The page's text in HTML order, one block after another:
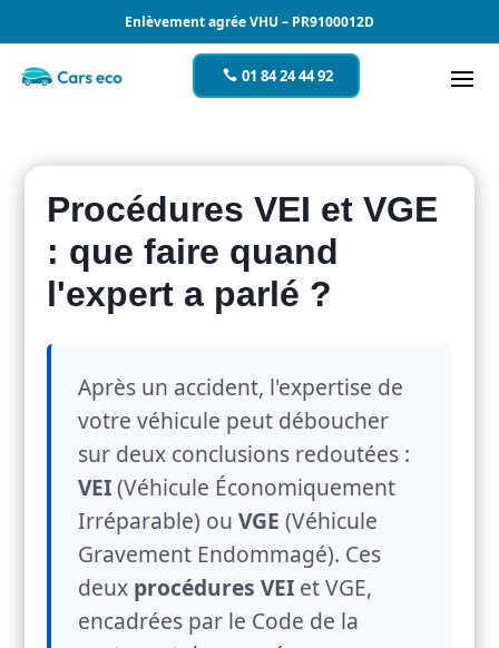
Enlèvement agrée VHU – PR9100012D
01 84 24 44 92
Procédures VEI et VGE
: que faire quand
l'expert a parlé ?
Après un accident, l'expertise de
votre véhicule peut déboucher
sur deux conclusions redoutées :
VEI(Véhicule Économiquement
Irréparable) ouVGE (Véhicule
Gravement Endommagé). Ces
deux procédures VEI et VGE,
encadrées par le Code de la